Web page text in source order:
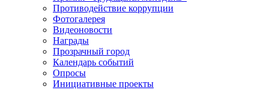
Противодействие коррупции
Фотогалерея
Видеоновости
Награды
Прозрачный город
Календарь событий
Опросы
Инициативные проекты